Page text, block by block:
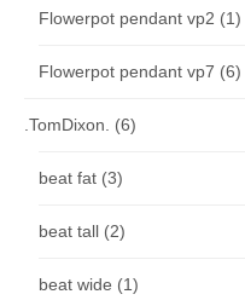
Flowerpot pendant vp2 (1)
Flowerpot pendant vp7 (6)
.TomDixon. (6)
beat fat (3)
beat tall (2)
beat wide (1)